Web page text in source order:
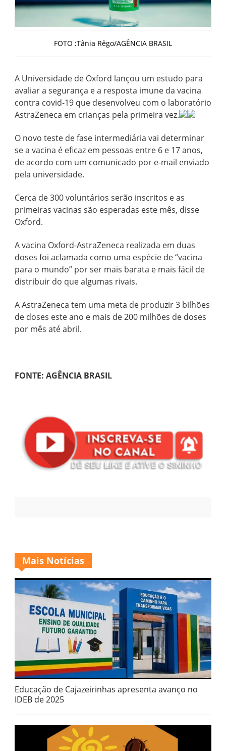
FOTO :Tânia Rêgo/AGÊNCIA BRASIL
A Universidade de Oxford lançou um estudo para
avaliar a segurança e a resposta imune da vacina
contra covid-19 que desenvolveu com o laboratório
AstraZeneca em crianças pela primeira vez.
O novo teste de fase intermediária vai determinar
se a vacina é eficaz em pessoas entre 6 e 17 anos,
de acordo com um comunicado por e-mail enviado
pela universidade.
Cerca de 300 voluntários serão inscritos e as
primeiras vacinas são esperadas este mês, disse
Oxford.
A vacina Oxford-AstraZeneca realizada em duas
doses foi aclamada como uma espécie de “vacina
para o mundo” por ser mais barata e mais fácil de
distribuir do que algumas rivais.
A AstraZeneca tem uma meta de produzir 3 bilhões
de doses este ano e mais de 200 milhões de doses
por mês até abril.
FONTE: AGÊNCIA BRASIL
Mais Notícias
Educação de Cajazeirinhas apresenta avanço no
IDEB de 2025